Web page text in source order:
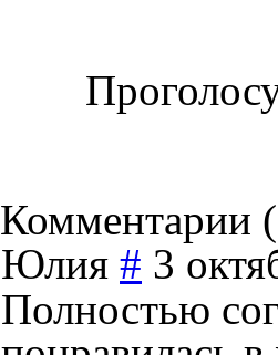
Комментарии (
Юлия # 3
Полностью